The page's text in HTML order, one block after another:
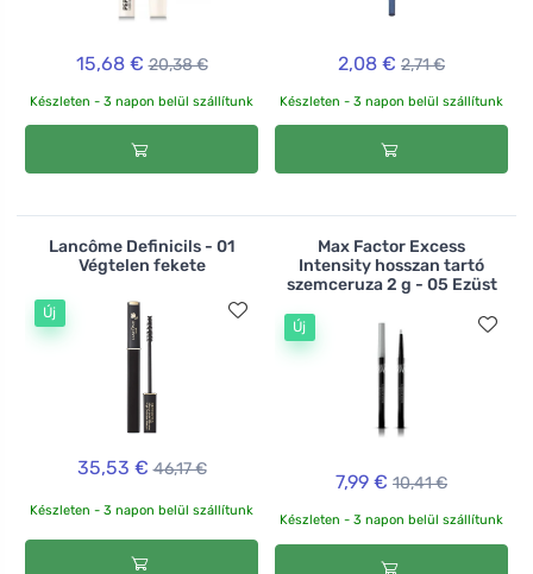
15,68 € 20,38 €
Készleten - 3 napon belül szállítunk
2,08 € 2,71 €
Készleten - 3 napon belül szállítunk
Lancôme Definicils - 01
Végtelen fekete
Új
35,53 € 46,17 €
Készleten - 3 napon belül szállítunk
Max Factor Excess
Intensity hosszan tartó
szemceruza 2 g - 05 Ezüst
Új
7,99 € 10,41 €
Készleten - 3 napon belül szállítunk